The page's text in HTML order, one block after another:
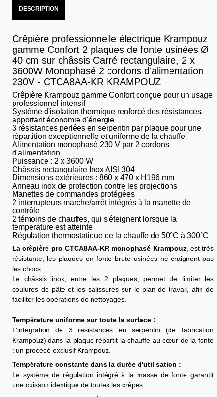
DESCRIPTION
Crêpière professionnelle électrique Krampouz
gamme Confort 2 plaques de fonte usinées Ø
40 cm sur châssis Carré rectangulaire, 2 x
3600W Monophasé 2 cordons d'alimentation
230V - CTCA8AA-KR KRAMPOUZ
Crêpière Krampouz gamme Confort conçue pour un usage
professionnel intensif
Système d'isolation thermique renforcé des résistances,
apportant économie d'énergie
3 résistances perlées en serpentin par plaque pour une
répartition exceptionnelle et uniforme de la chauffe
Alimentation monophasé 230 V par 2 cordons
d'alimentation
Puissance : 2 x 3600 W
Châssis rectangulaire Inox AISI 304
Dimensions extérieures : 860 x 470 x H196 mm
Anneau inox de protection contre les projections
Manettes de commandes protégées
2 interrupteurs marche/arrêt intégrés à la manette de
contrôle
2 témoins de chauffes, qui s'éteignent lorsque la
température est atteinte
Régulation thermostatique de la chauffe de 50°C à 300°C
La crêpière pro CTCA8AA-KR monophasé Krampouz, est très
résistante, les plaques en fonte brute usinées ne craignent pas
les chocs.
Le châssis inox, entre les 2 plaques, permet de limiter les
coulures de pâte et les salissures sur le plan de travail, afin de
faciliter les opérations de nettoyages.
Température uniforme sur toute la surface :
L'intégration de 3 résistances en serpentin (de fabrication
Krampouz) dans la plaque répartit la chauffe au cœur de la fonte
: un procédé exclusif Krampouz.
Température constante dans la durée d'utilisation :
Le système de régulation intégré à la masse de fonte garantit
une cuisson identique de toutes les crêpes.